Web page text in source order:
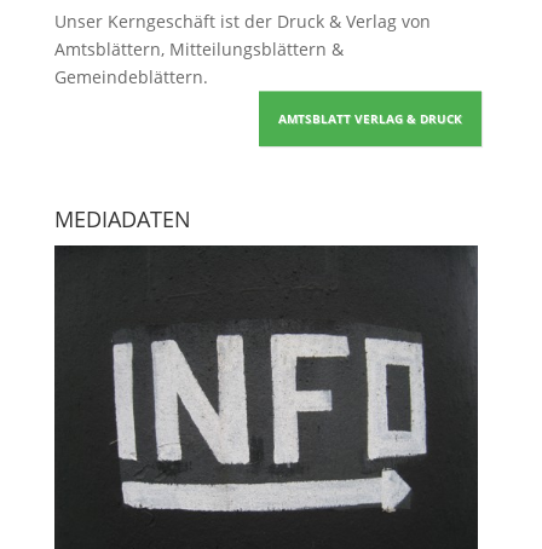
Unser Kerngeschäft ist der Druck & Verlag von
Amtsblättern, Mitteilungsblättern &
Gemeindeblättern.
AMTSBLATT VERLAG & DRUCK
MEDIADATEN